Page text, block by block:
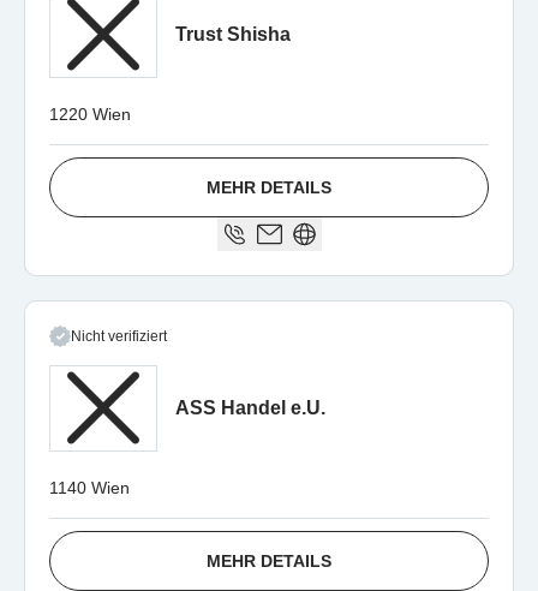
Trust Shisha
1220 Wien
MEHR DETAILS
Nicht verifiziert
ASS Handel e.U.
1140 Wien
MEHR DETAILS